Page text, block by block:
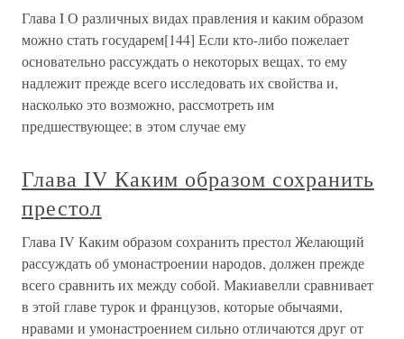
Глава I О различных видах правления и каким образом
можно стать государем[144] Если кто-либо пожелает
основательно рассуждать о некоторых вещах, то ему
надлежит прежде всего исследовать их свойства и,
насколько это возможно, рассмотреть им
предшествующее; в этом случае ему
Глава IV Каким образом сохранить
престол
Глава IV Каким образом сохранить престол Желающий
рассуждать об умонастроении народов, должен прежде
всего сравнить их между собой. Макиавелли сравнивает
в этой главе турок и французов, которые обычаями,
нравами и умонастроением сильно отличаются друг от